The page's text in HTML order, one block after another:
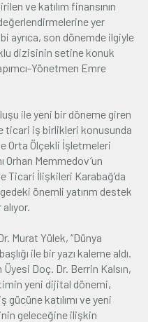
ve katılım finansının
yer
ayrıca, son dönemde ilgiyle
dizisinin setine konuk
Yönetmen Emre
ile yeni bir döneme giren
ticari iş birlikleri konusunda
Orta Ölçekli İşletmeleri
Orhan Memmedov’un
Ticari İlişkileri Karabağ’da
önemli yatırım destek
Murat Yülek, “Dünya
ile bir yazı kaleme aldı.
Doç. Dr. Berrin Kalsın,
yeni dijital dönemi,
katılımı ve yeni
geleceğine ilişkin